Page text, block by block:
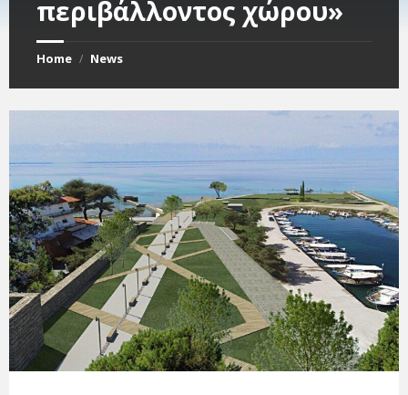
περιβάλλοντος χώρου»
Home / News